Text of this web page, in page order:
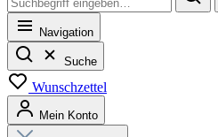
Navigation
Suche
Wunschzettel
Mein Konto